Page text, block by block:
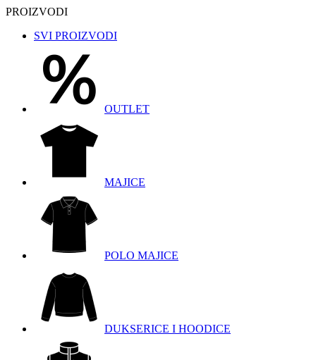
PROIZVODI
SVI PROIZVODI
OUTLET
MAJICE
POLO MAJICE
DUKSERICE I HOODICE